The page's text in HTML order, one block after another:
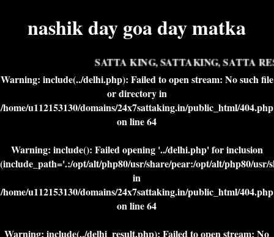
nashik day goa day matka
SATTA KING, SATTAKING, SATTA
Warning: include(../delhi.php): Failed to open stream: No such file
or directory in
/home/u112153130/domains/24x7sattaking.in/public_html/404.php
on line64
Warning: include(): Failed opening '../delhi.php' for inclusion
(include_path='.:/opt/alt/php80/usr/share/pear:/opt/alt/php80/
in
/home/u112153130/domains/24x7sattaking.in/public_html/404.php
on line64
Warning: include(../delhi_result.php): Failed to open stream: No